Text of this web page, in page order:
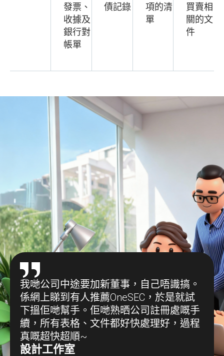
發票、
收據及
銀行對
帳單
債記錄
項的清
單
買賣相
關的文
件
我哋公司中途要加新董事，自己唔識搞。
係網上睇到有人推薦OneSEC，於是就試
下搵佢哋幫手。佢哋熟晒公司註冊處嘅手
續，所有表格、文件都好快處理好，過程
真嘅超快超順~
設計工作室